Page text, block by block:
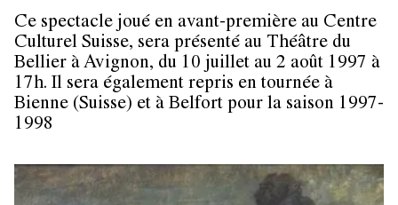
Ce spectacle joué en avant-première au Centre
Culturel Suisse, sera présenté au Théâtre du
Bellier à Avignon, du 10 juillet au 2 août 1997 à
17h. Il sera également repris en tournée à
Bienne (Suisse) et à Belfort pour la saison 1997-
1998